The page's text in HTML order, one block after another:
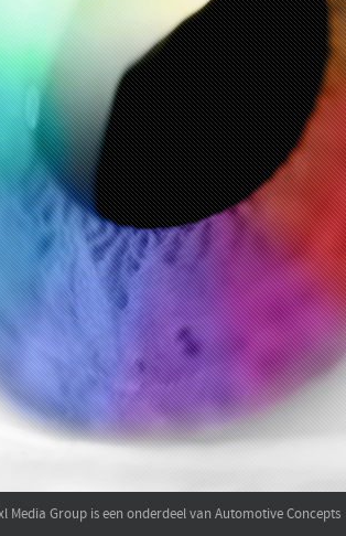
Media Group is een onderdeel van Automotive Concepts